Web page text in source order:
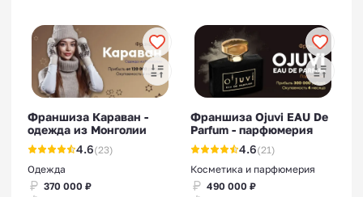
Франшиза Караван -
одежда из Монголии
4.6(23)
Одежда
370 000 ₽
Франшиза Ojuvi EAU De
Parfum - парфюмерия
4.6(21)
Косметика и парфюмерия
490 000 ₽